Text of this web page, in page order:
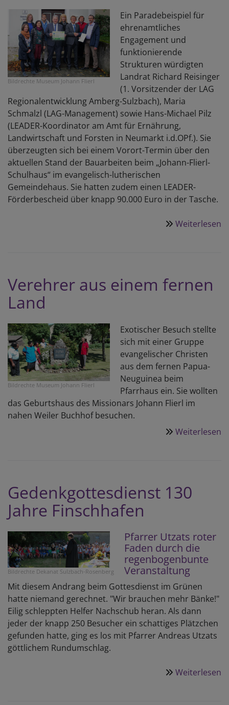
Bildrechte Museum Johann Flierl
Ein Paradebeispiel für
ehrenamtliches
Engagement und
funktionierende
Strukturen würdigten
Landrat Richard Reisinger
(1. Vorsitzender der LAG
Regionalentwicklung Amberg-Sulzbach), Maria
Schmalzl (LAG-Management) sowie Hans-Michael Pilz
(LEADER-Koordinator am Amt für Ernährung,
Landwirtschaft und Forsten in Neumarkt i.d.OPf.). Sie
überzeugten sich bei einem Vorort-Termin über den
aktuellen Stand der Bauarbeiten beim „Johann-Flierl-
Schulhaus“ im evangelisch-lutherischen
Gemeindehaus. Sie hatten zudem einen LEADER-
Förderbescheid über knapp 90.000 Euro in der Tasche.
Weiterlesen
Verehrer aus einem fernen
Land
Bildrechte Museum Johann Flierl
Exotischer Besuch stellte
sich mit einer Gruppe
evangelischer Christen
aus dem fernen Papua-
Neuguinea beim
Pfarrhaus ein. Sie wollten
das Geburtshaus des Missionars Johann Flierl im
nahen Weiler Buchhof besuchen.
Weiterlesen
Gedenkgottesdienst 130
Jahre Finschhafen
Bildrechte Dekanat Sulzbach-Rosenberg
Pfarrer Utzats roter
Faden durch die
regenbogenbunte
Veranstaltung
Mit diesem Andrang beim Gottesdienst im Grünen
hatte niemand gerechnet. "Wir brauchen mehr Bänke!"
Eilig schleppten Helfer Nachschub heran. Als dann
jeder der knapp 250 Besucher ein schattiges Plätzchen
gefunden hatte, ging es los mit Pfarrer Andreas Utzats
göttlichem Rundumschlag.
Weiterlesen